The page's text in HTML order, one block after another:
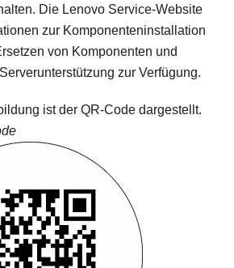
Die Lenovo Service-Website
zur Komponenteninstallation
von Komponenten und
zur Verfügung.
ist der QR-Code dargestellt.